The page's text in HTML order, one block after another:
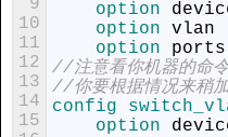
9
10
11
12
13
14
15
option
option vlan
option ports
//注意看你机器的命令
//你要根据情况来稍
config
option